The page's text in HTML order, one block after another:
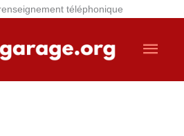
téléphonique